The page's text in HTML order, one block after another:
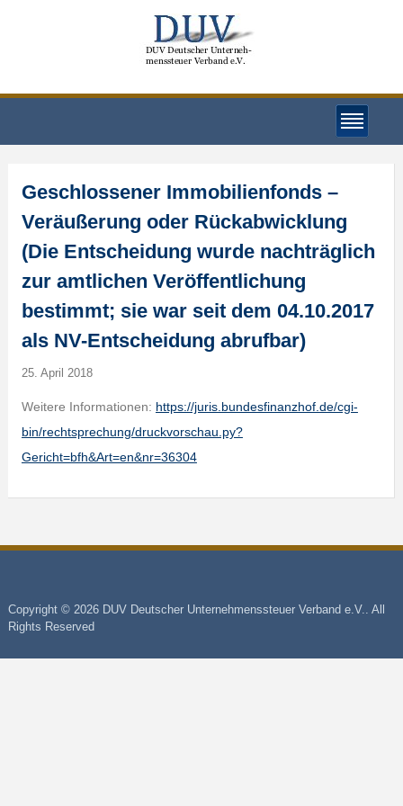
Geschlossener Immobilienfonds –
Veräußerung oder Rückabwicklung
(Die Entscheidung wurde nachträglich
zur amtlichen Veröffentlichung
bestimmt; sie war seit dem 04.10.2017
als NV-Entscheidung abrufbar)
25. April 2018
Weitere Informationen: https://juris.bundesfinanzhof.de/cgi-
bin/rechtsprechung/druckvorschau.py?
Gericht=bfh&Art=en&nr=36304
Copyright © 2026 DUV Deutscher Unternehmenssteuer Verband e.V.. All
Rights Reserved